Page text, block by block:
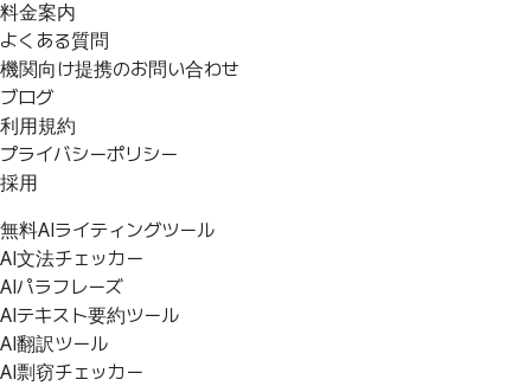
料金案内
よくある質問
機関向け提携のお問い合わせ
ブログ
利用規約
プライバシーポリシー
採用
無料AIライティングツール
AI文法チェッカー
AIパラフレーズ
AIテキスト要約ツール
AI翻訳ツール
AI剽窃チェッカー